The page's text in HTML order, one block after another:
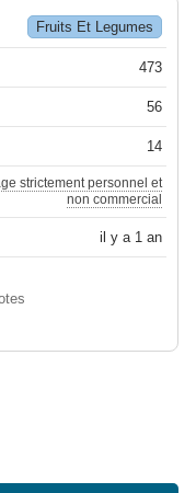
Fruits Et Legumes
473
56
14
strictement personnel et
non commercial
il y a 1 an
pas